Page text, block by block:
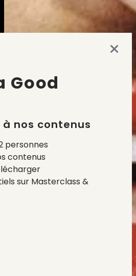
Good
nos contenus
personnes
contenus
sur Masterclass &